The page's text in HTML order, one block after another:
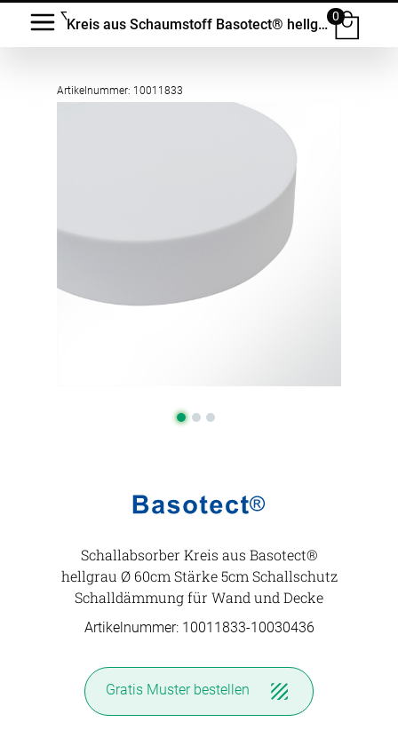
Kreis aus Schaumstoff Basotect® hellgrau
0
Artikelnummer: 10011833
Schallabsorber Kreis aus Basotect®
hellgrau Ø 60cm Stärke 5cm Schallschutz
Schalldämmung für Wand und Decke
Artikelnummer: 10011833-10030436
Gratis Muster bestellen